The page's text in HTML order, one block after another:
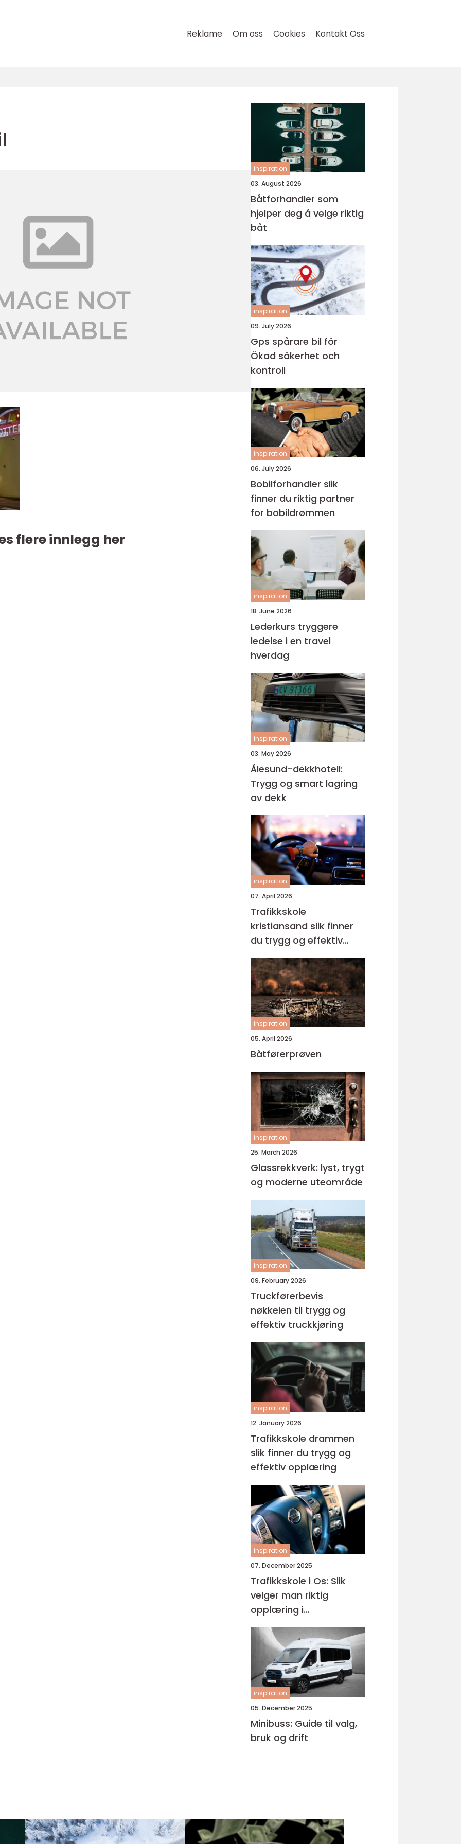
Reklame Om oss Cookies Kontakt Oss
flere innlegg her
inspiration
03. August 2026
Båtforhandler som
hjelper deg å velge riktig
båt
inspiration
09. July 2026
Gps spårare bil för
Ökad säkerhet och
kontroll
inspiration
06. July 2026
Bobilforhandler slik
finner du riktig partner
for bobildrømmen
inspiration
18. June 2026
Lederkurs tryggere
ledelse i en travel
hverdag
inspiration
03. May 2026
Ålesund-dekkhotell:
Trygg og smart lagring
av dekk
inspiration
07. April 2026
Trafikkskole
kristiansand slik finner
du trygg og effektiv
opplæring
inspiration
05. April 2026
Båtførerprøven
inspiration
25. March 2026
Glassrekkverk: lyst, trygt
og moderne uteområde
inspiration
09. February 2026
Truckførerbevis
nøkkelen til trygg og
effektiv truckkjøring
inspiration
12. January 2026
Trafikkskole drammen
slik finner du trygg og
effektiv opplæring
inspiration
07. December 2025
Trafikkskole i Os: Slik
velger man riktig
opplæring i
Bjørnafjorden
inspiration
05. December 2025
Minibuss: Guide til valg,
bruk og drift